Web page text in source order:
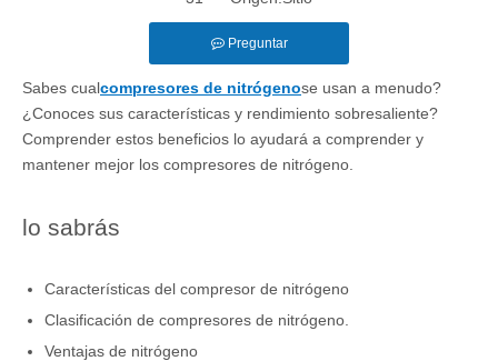
Preguntar
Sabes cualcompresores de nitrógenose usan a menudo?
¿Conoces sus características y rendimiento sobresaliente?
Comprender estos beneficios lo ayudará a comprender y
mantener mejor los compresores de nitrógeno.
lo sabrás
Características del compresor de nitrógeno
Clasificación de compresores de nitrógeno.
Ventajas de nitrógeno